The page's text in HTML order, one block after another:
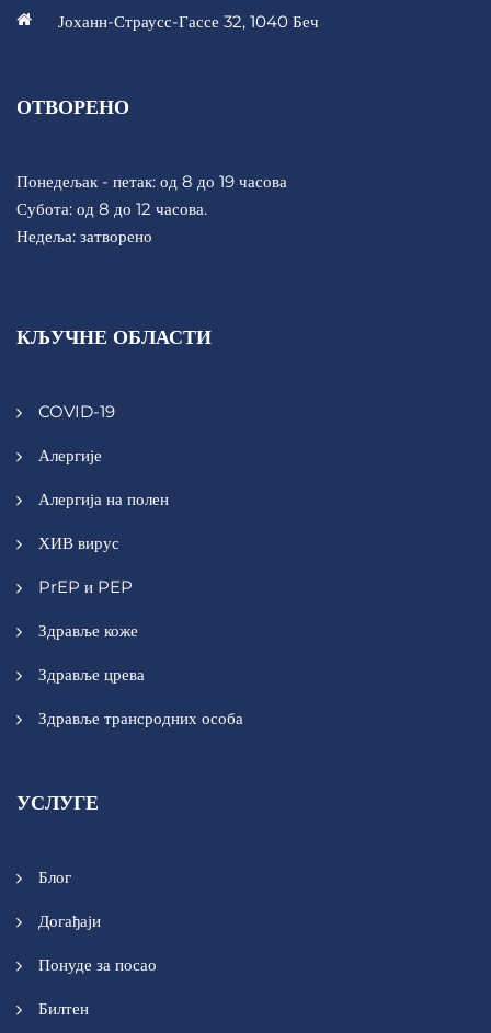
Јоханн-Страусс-Гассе 32, 1040 Беч
ОТВОРЕНО
Понедељак - петак: од 8 до 19 часова
Субота: од 8 до 12 часова.
Недеља: затворено
КЉУЧНЕ ОБЛАСТИ
COVID-19
Алергије
Алергија на полен
ХИВ вирус
PrEP и PEP
Здравље коже
Здравље црева
Здравље трансродних особа
УСЛУГЕ
Блог
Догађаји
Понуде за посао
Билтен